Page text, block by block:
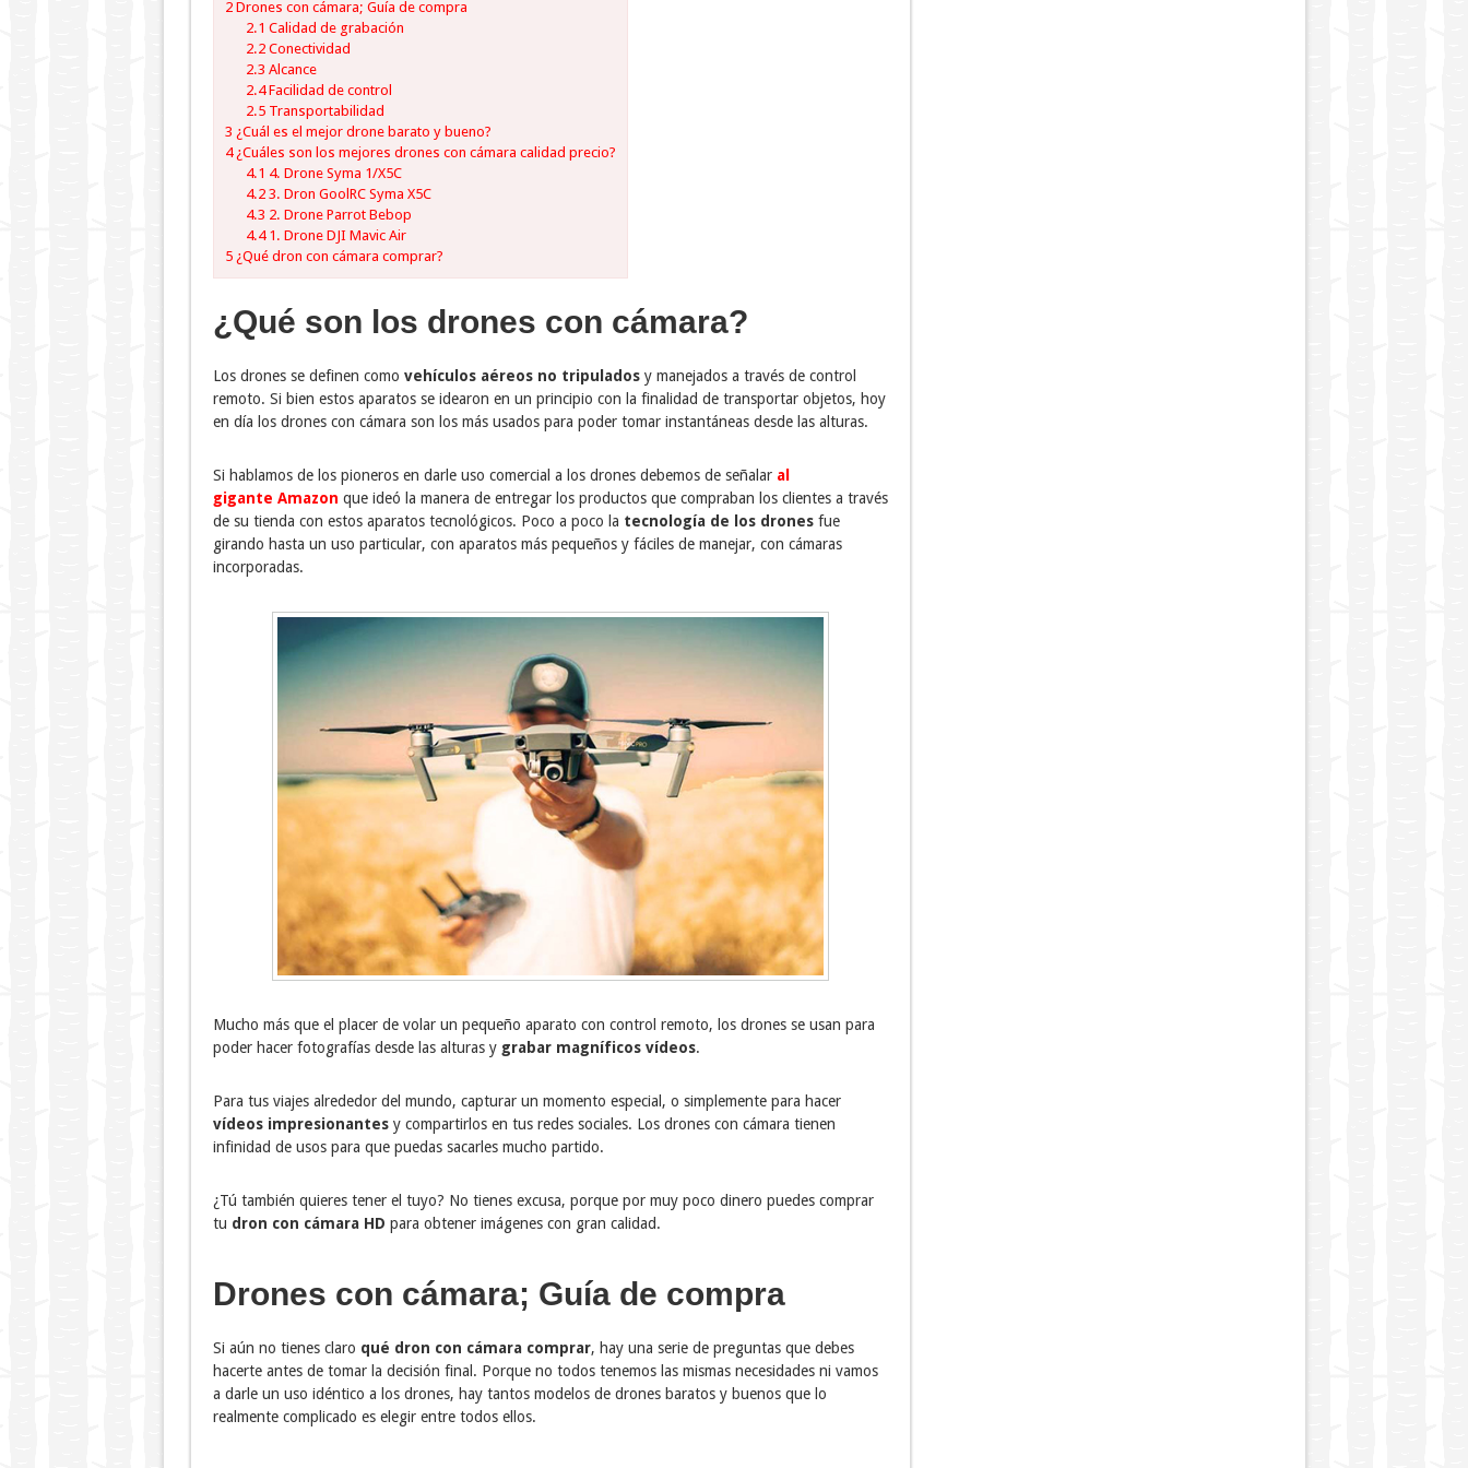
2Drones con cámara; Guía de compra
2.1 Calidad de grabación
2.2 Conectividad
2.3 Alcance
2.4Facilidad de control
2.5 Transportabilidad
3 ¿Cuál es el mejor drone barato y bueno?
4¿Cuáles son los mejores drones con cámara calidad precio?
4.1 4. Drone Syma 1/X5C
4.2 3. Dron GoolRC Syma X5C
4.3 2. Drone Parrot Bebop
4.41. Drone DJI Mavic Air
5¿Qué dron con cámara comprar?
¿Qué son los drones con cámara?
Los drones se definen como vehículos aéreos no tripuladosy manejados a través de control
remoto. Si bien estos aparatos se idearon en un principio con la finalidad de transportar objetos, hoy
en día los drones con cámara son los más usados para poder tomar instantáneas desde las alturas.
Si hablamos de los pioneros en darle uso comercial a los drones debemos de señalar al
gigante Amazon que ideó la manera de entregar los productos que compraban los clientes a través
de su tienda con estos aparatos tecnológicos. Poco a poco la tecnología de los dronesfue
girando hasta un uso particular, con aparatos más pequeños y fáciles de manejar, con cámaras
incorporadas.
Mucho más que el placer de volar un pequeño aparato con control remoto, los drones se usan para
poder hacer fotografías desde las alturas y grabar magníficos vídeos.
Para tus viajes alrededor del mundo, capturar un momento especial, o simplemente para hacer
vídeos impresionantesy compartirlos en tus redes sociales. Los drones con cámara tienen
infinidad de usos para que puedas sacarles mucho partido.
¿Tú también quieres tener el tuyo? No tienes excusa, porque por muy poco dinero puedes comprar
tu dron con cámara HD para obtener imágenes con gran calidad.
Drones con cámara; Guía de compra
Si aún no tienes claro qué dron con cámara comprar, hay una serie de preguntas que debes
hacerte antes de tomar la decisión final. Porque no todos tenemos las mismas necesidades ni vamos
a darle un uso idéntico a los drones, hay tantos modelos de drones baratos y buenos que lo
realmente complicado es elegir entre todos ellos.